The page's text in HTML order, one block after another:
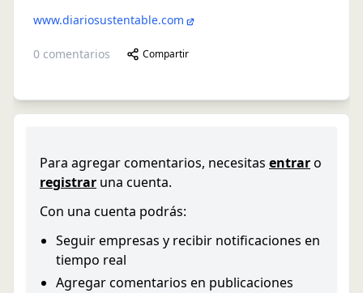
www.diariosustentable.com
0 comentarios Compartir
Para agregar comentarios, necesitas entraro
registrar una cuenta.
Con una cuenta podrás:
Seguir empresas y recibir notificaciones en
tiempo real
Agregar comentarios en publicaciones